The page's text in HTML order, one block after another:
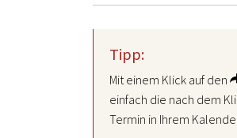
Tipp:
Mit einem Klick auf den
einfach die nach dem
Termin in Ihrem